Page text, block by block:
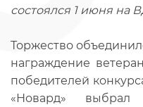
состоялся 1 июня на
Торжество
награждение
победителей
«Новард»